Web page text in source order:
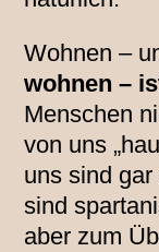
Wohnen –
wohnen –
Menschen
von uns
uns sind
sind
aber zum